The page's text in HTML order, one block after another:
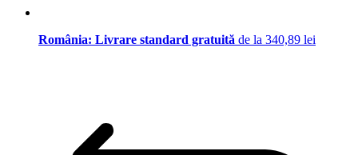
România: Livrare standard gratuită de la 340,89 lei